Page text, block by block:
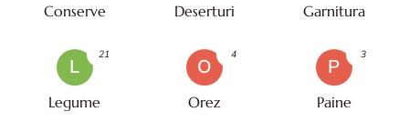
Conserve Deserturi Garnitura
L
Legume
21
O
Orez
4
P
Paine
3